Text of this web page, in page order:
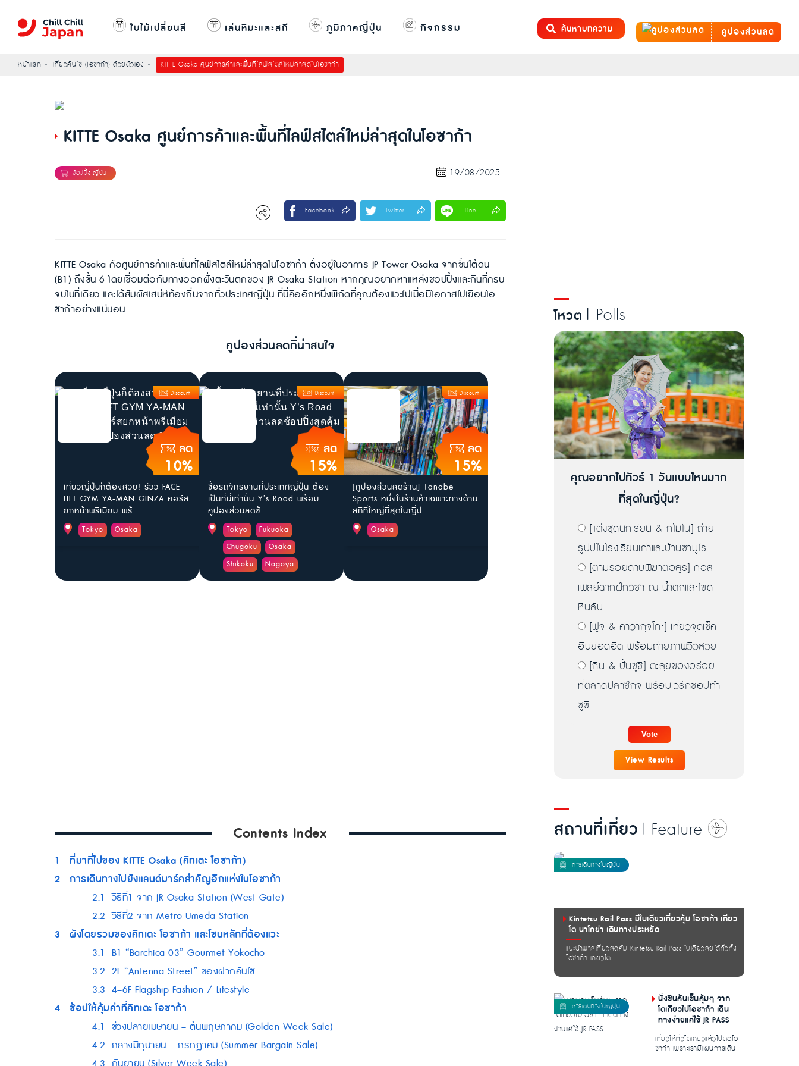
ใบไม้เปลี่ยนสี เล่นหิมะและสกี ภูมิภาคญี่ปุ่น กิจกรรม ค้นหาบทความ คูปองส่วนลด
หน้าแรก เที่ยวคันไซ (โอซาก้า) ด้วยตัวเอง KITTE Osaka ศูนย์การค้าและพื้นที่ไลฟ์สไตล์ใหม่ล่าสุดในโอซาก้า
KITTE Osaka ศูนย์การค้าและพื้นที่ไลฟ์สไตล์ใหม่ล่าสุดในโอซาก้า
19/08/2025
Facebook Twitter Line
KITTE Osaka คือศูนย์การค้าและพื้นที่ไลฟ์สไตล์ใหม่ล่าสุดในโอซาก้า ตั้งอยู่ในอาคาร JP Tower Osaka จากชั้นใต้ดิน
(B1) ถึงชั้น 6 โดยเชื่อมต่อกับทางออกฝั่งตะวันตกของ JR Osaka Station หากคุณอยากหาแหล่งชอปปิ้งและกินที่ครบ
จบในที่เดียว และได้สัมผัสเสน่ห์ท้องถิ่นจากทั่วประเทศญี่ปุ่น ที่นี่คืออีกหนึ่งพิกัดที่คุณต้องแวะไปเมื่อมีโอกาสไปเยือนโอ
ซาก้าอย่างแน่นอน
คูปองส่วนลดที่น่าสนใจ
ลด
10%
Discount
เที่ยวญี่ปุ่นก็ต้องสวย! รีวิว FACE
LIFT GYM YA-MAN GINZA คอร์ส
ยกหน้าพรีเมียม พร้...
Tokyo Osaka
ลด
15%
Discount
ซื้อรถจักรยานที่ประเทศญี่ปุ่น ต้อง
เป็นที่นี่เท่านั้น Y’s Road พร้อม
คูปองส่วนลดช้...
Tokyo
Fukuoka
Chugoku
Osaka
Shikoku
Nagoya
ลด
15%
Discount
[คูปองส่วนลดร้าน] Tanabe
Sports หนึ่งในร้านค้าเฉพาะทางด้าน
สกีที่ใหญ่ที่สุดในญี่ป...
Osaka
Contents Index
1
ที่มาที่ไปของ KITTE Osaka (คิทเตะ โอซาก้า)
2 การเดินทางไปยังแลนด์มาร์คสำคัญอีกแห่งในโอซาก้า
2.1 วิธีที่1 จาก JR Osaka Station (West Gate)
2.2 วิธีที่2 จาก Metro Umeda Station
3 ผังโดยรวมของคิทเตะ โอซาก้า และโซนหลักที่ต้องแวะ
3.1 B1 “Barchica 03” Gourmet Yokocho
3.2 2F “Antenna Street” ของฝากคันไซ
3.3 4–6F Flagship Fashion / Lifestyle
4 ช้อปให้คุ้มค่าที่คิทเตะ โอซาก้า
4.1 ช่วงปลายเมษายน – ต้นพฤษภาคม (Golden Week Sale)
4.2 กลางมิถุนายน – กรกฎาคม (Summer Bargain Sale)
โหวต | Polls
คุณอยากไปทัวร์ 1 วันแบบไหนมาก
ที่สุดในญี่ปุ่น?
[แต่งชุดนักเรียน & กิโมโน] ถ่าย
รูปปในโรงเรียนเก่าและบ้านซามูไร
[ตามรอยดาบพิฆาตอสูร] คอส
เพลย์ฉากฝึกวิชา ณ น้ำตกและโขด
หินลับ
[ฟูจิ & คาวากุจิโกะ] เที่ยวจุดเช็ค
อินยอดฮิต พร้อมถ่ายภาพวิวสวย
[กิน & ปั้นซูชิ] ตะลุยของอร่อย
ที่ตลาดปลาซึกิจิ พร้อมเวิร์กชอปทำ
ซูชิ
View Results
สถานที่เที่ยว | Feature
Kintetsu Rail Pass มีใบเดียวเที่ยวคุ้ม โอซาก้า เกียว
โต นาโกย่า เดินทางประหยัด
แนะนำพาสเที่ยวสุดคุ้ม Kintetsu Rail Pass ใบเดียวลุยได้ทั่วทั้ง
โอซาก้า เกียวโต...
นั่งชินคันเซ็นคุ้มๆ จาก
โตเกียวไปโอซาก้า เดิน
ทางง่ายแค่ใช้ JR PASS
เที่ยวให้ทั่วโตเกียวแล้วไปต่อโอ
ซาก้า เพราะเรามีแผนการเดิน